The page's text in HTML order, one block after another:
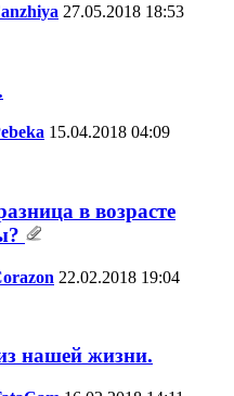
27.05.2018 18:53
15.04.2018 04:09
в возрасте
22.02.2018 19:04
нашей жизни.